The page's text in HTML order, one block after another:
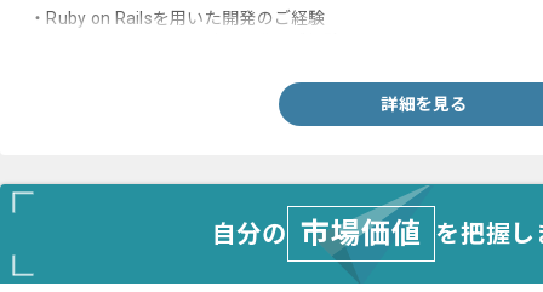
・Ruby on Railsを用いた開発のご経験
詳細を見る
自分の 市場価値 を把握